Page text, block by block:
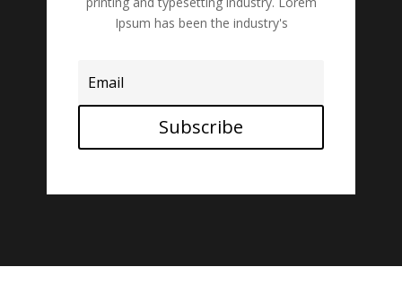
Ipsum has been the industry's
Subscribe